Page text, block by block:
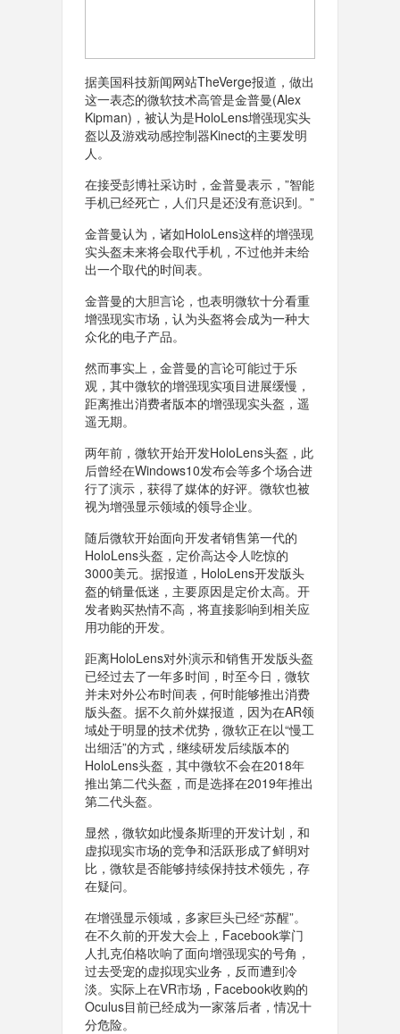
据美国科技新闻网站TheVerge报道，做出
这一表态的微软技术高管是金普曼(Alex
Kipman)，被认为是HoloLens增强现实头
盔以及游戏动感控制器Kinect的主要发明
人。
在接受彭博社采访时，金普曼表示，”智能
手机已经死亡，人们只是还没有意识到。”
金普曼认为，诸如HoloLens这样的增强现
实头盔未来将会取代手机，不过他并未给
出一个取代的时间表。
金普曼的大胆言论，也表明微软十分看重
增强现实市场，认为头盔将会成为一种大
众化的电子产品。
然而事实上，金普曼的言论可能过于乐
观，其中微软的增强现实项目进展缓慢，
距离推出消费者版本的增强现实头盔，遥
遥无期。
两年前，微软开始开发HoloLens头盔，此
后曾经在Windows10发布会等多个场合进
行了演示，获得了媒体的好评。微软也被
视为增强显示领域的领导企业。
随后微软开始面向开发者销售第一代的
HoloLens头盔，定价高达令人吃惊的
3000美元。据报道，HoloLens开发版头
盔的销量低迷，主要原因是定价太高。开
发者购买热情不高，将直接影响到相关应
用功能的开发。
距离HoloLens对外演示和销售开发版头盔
已经过去了一年多时间，时至今日，微软
并未对外公布时间表，何时能够推出消费
版头盔。据不久前外媒报道，因为在AR领
域处于明显的技术优势，微软正在以“慢工
出细活”的方式，继续研发后续版本的
HoloLens头盔，其中微软不会在2018年
推出第二代头盔，而是选择在2019年推出
第二代头盔。
显然，微软如此慢条斯理的开发计划，和
虚拟现实市场的竞争和活跃形成了鲜明对
比，微软是否能够持续保持技术领先，存
在疑问。
在增强显示领域，多家巨头已经“苏醒”。
在不久前的开发大会上，Facebook掌门
人扎克伯格吹响了面向增强现实的号角，
过去受宠的虚拟现实业务，反而遭到冷
淡。实际上在VR市场，Facebook收购的
Oculus目前已经成为一家落后者，情况十
分危险。